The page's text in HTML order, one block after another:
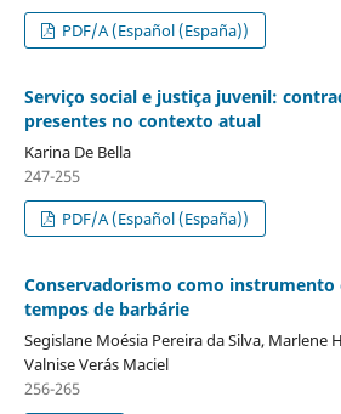
PDF/A (Español (España))
Serviço social e justiça juvenil:
presentes no contexto atual
Karina De Bella
247-255
PDF/A (Español (España))
Conservadorismo como instrumento
tempos de barbárie
Segislane Moésia Pereira da Silva, Marlene
Valnise Verás Maciel
256-265